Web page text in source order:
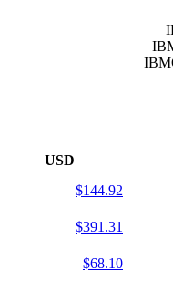
USD
$144.92
$391.31
$68.10